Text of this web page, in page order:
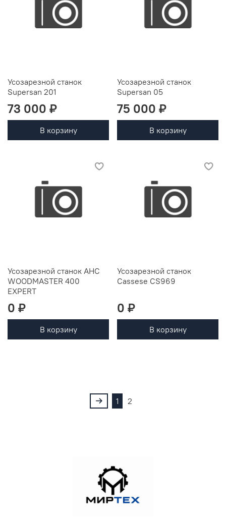
Усозарезной станок
Supersan 201
73 000 ₽
В корзину
Усозарезной станок
Supersan 05
75 000 ₽
В корзину
Усозарезной станок AHC
WOODMASTER 400
EXPERT
0 ₽
В корзину
Усозарезной станок
Cassese CS969
0 ₽
В корзину
1 2